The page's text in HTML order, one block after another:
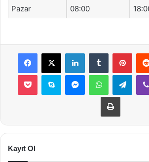
Pazar 08:00
Facebook
X LinkedInTumblr
Pocket Skype MessengerWhatsApp
Yazdır
Kayıt Ol